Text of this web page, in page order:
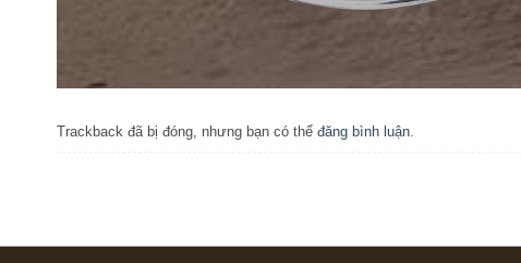
Trackback đã bị đóng, nhưng bạn có thể đăng bình luận.